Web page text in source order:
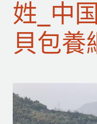
姓_中
貝包養